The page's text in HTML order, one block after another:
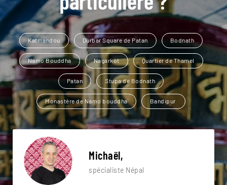
Katmandou Durbar Square de Patan Bodnath
Namo Bouddha Nagarkot Quartier de Thamel
Patan Stupa de Bodnath
Monastère de Namo bouddha Bandipur
Michaël,
spécialiste Népal